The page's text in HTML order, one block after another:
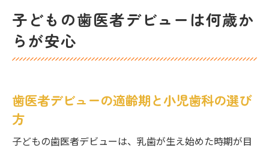
ング
歯医者初心者の子どもにおすすめのサポー
ト
小児歯科と一般歯医者の違いを徹底解説
小児歯科ならではの専門ケアと特徴とは
子どもの歯医者デビューは何歳か
らが安心
歯医者デビューの適齢期と小児歯科の選び
方
子どもの歯医者デビューは、乳歯が生え始めた時期が目